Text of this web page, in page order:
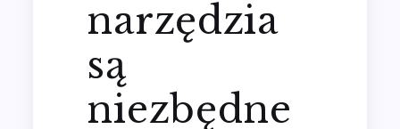
narzędzia
są
niezbędne